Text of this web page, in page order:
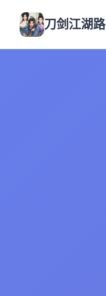
刀剑江湖路